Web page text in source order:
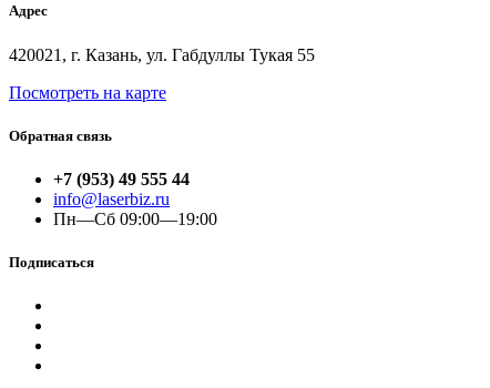
Адрес
420021, г. Казань, ул. Габдуллы Тукая 55
Посмотреть на карте
Обратная связь
+7 (953) 49 555 44
info@laserbiz.ru
Пн—Сб 09:00—19:00
Подписаться